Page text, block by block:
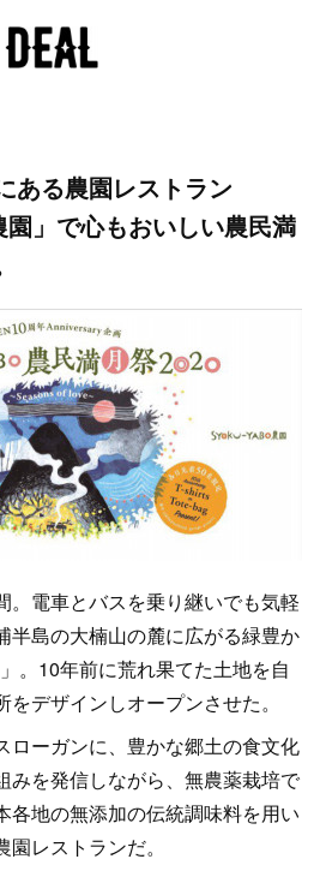
ある農園レストラン
園」で心もおいしい農民満
電車とバスを乗り継いでも気軽
半島の大楠山の麓に広がる緑豊か
。10年前に荒れ果てた土地を自
デザインしオープンさせた。
ローガンに、豊かな郷土の食文化
みを発信しながら、無農薬栽培で
各地の無添加の伝統調味料を用い
レストランだ。